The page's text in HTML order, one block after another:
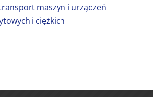
maszyn i urządzeń
i ciężkich